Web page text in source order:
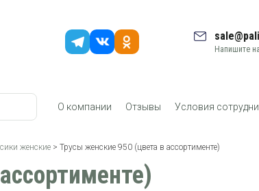
Напишите
О компании Отзывы Условия
женские > Трусы женские 950 (цвета в ассортименте)